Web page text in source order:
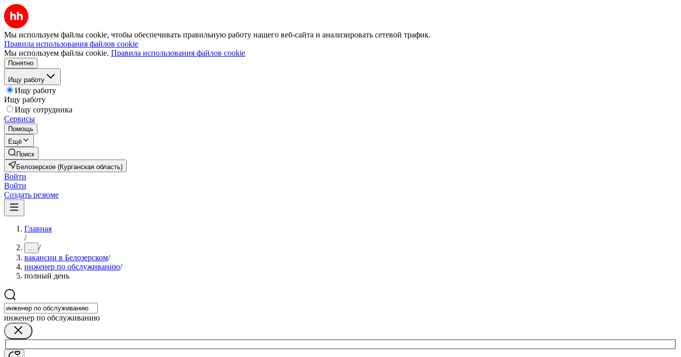
Мы используем файлы cookie, чтобы обеспечивать правильную работу нашего веб-сайта и анализировать сетевой трафик.
Правила использования файлов cookie
Мы используем файлы cookie. Правила использования файлов cookie
Понятно
Ищу работу
Ищу работу
Ищу работу
Ищу сотрудника
Сервисы
Помощь
Ещё
Поиск
Белозерское (Курганская область)
Войти
Войти
Создать резюме
Главная
/
... /
вакансии в Белозерском/
инженер по обслуживанию/
полный день
инженер по обслуживанию